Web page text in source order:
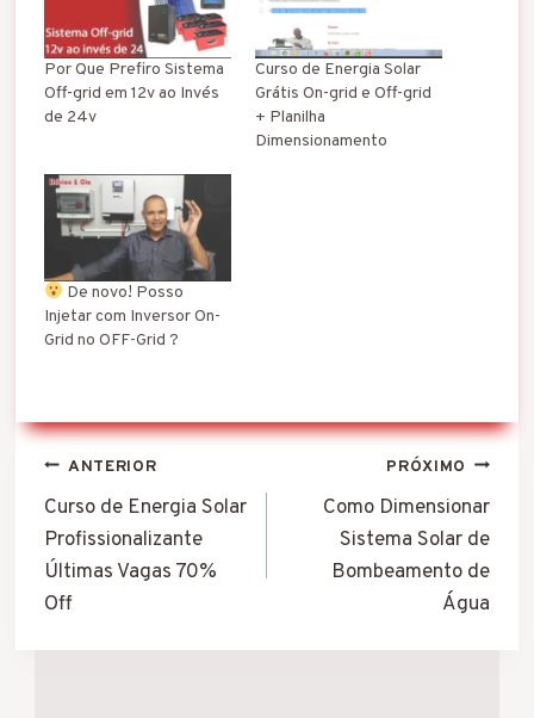
Por Que Prefiro Sistema
Off-grid em 12v ao Invés
de 24v
Curso de Energia Solar
Grátis On-grid e Off-grid
+ Planilha
Dimensionamento
De novo! Posso
Injetar com Inversor On-
Grid no OFF-Grid ?
Navegação
de
Post
ANTERIOR
Curso de Energia Solar
Profissionalizante
Últimas Vagas 70%
Off
PRÓXIMO
Como Dimensionar
Sistema Solar de
Bombeamento de
Água